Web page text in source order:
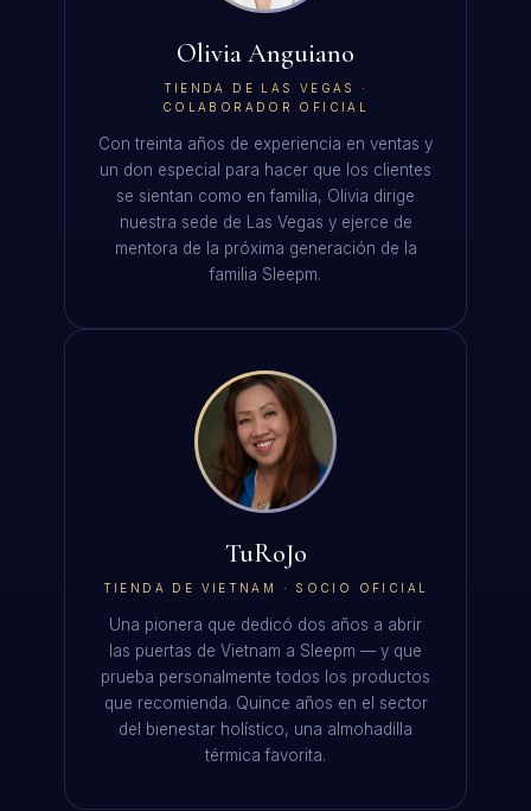
Olivia Anguiano
TIENDA DE LAS VEGAS ·
COLABORADOR OFICIAL
Con treinta años de experiencia en ventas y
un don especial para hacer que los clientes
se sientan como en familia, Olivia dirige
nuestra sede de Las Vegas y ejerce de
mentora de la próxima generación de la
familia Sleepm.
TuRoJo
TIENDA DE VIETNAM · SOCIO OFICIAL
Una pionera que dedicó dos años a abrir
las puertas de Vietnam a Sleepm — y que
prueba personalmente todos los productos
que recomienda. Quince años en el sector
del bienestar holístico, una almohadilla
térmica favorita.